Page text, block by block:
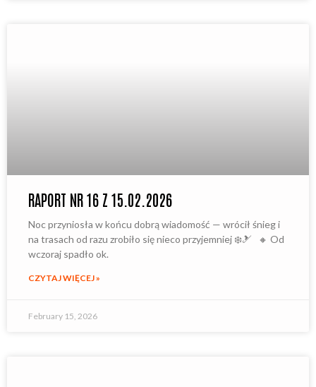
RAPORT NR 16 Z 15.02.2026
Noc przyniosła w końcu dobrą wiadomość — wrócił śnieg i
na trasach od razu zrobiło się nieco przyjemniej ❄️🎿 🔸 Od
wczoraj spadło ok.
CZYTAJ WIĘCEJ »
February 15, 2026